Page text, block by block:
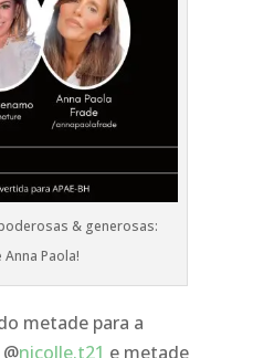
& generosas:
Anna Paola!
metade para a
nicolle.t21 e metade